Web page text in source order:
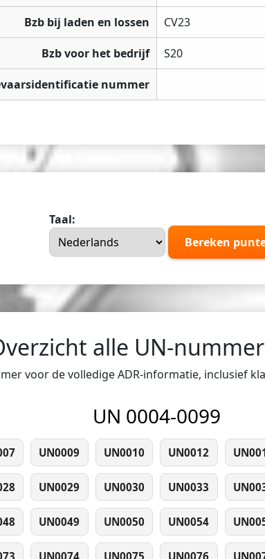
Bzb bij laden en lossen CV23
Bzb voor het bedrijf S20
nummer
Taal:
Bereken
alle UN-
voor de volledige ADR-informatie, inclusief
UN 0004-0099
UN0009 UN0010 UN0012
UN0029 UN0030 UN0033
UN0049 UN0050 UN0054